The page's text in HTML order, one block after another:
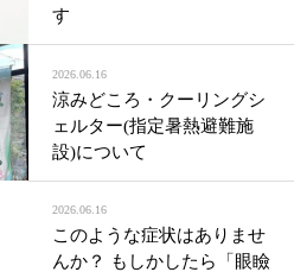
す
2026.06.16
涼みどころ・クーリングシ
ェルター(指定暑熱避難施
設)について
2026.06.16
このような症状はありませ
んか？ もしかしたら「眼瞼